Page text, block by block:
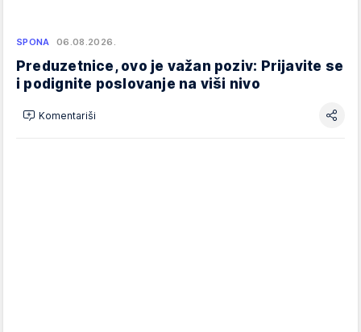
SPONA 06.08.2026.
Preduzetnice, ovo je važan poziv: Prijavite se
i podignite poslovanje na viši nivo
Komentariši